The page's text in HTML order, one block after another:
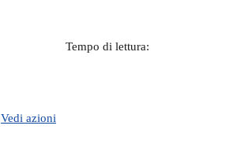
Tempo di lettura:
Vedi azioni